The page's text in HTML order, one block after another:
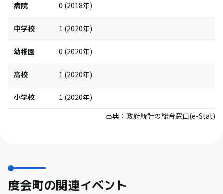
病院 0 (2018年)
中学校 1 (2020年)
幼稚園 0 (2020年)
高校 1 (2020年)
小学校 1 (2020年)
出典： 政府統計の総合窓口(e-Stat)
度会町の関連イベント